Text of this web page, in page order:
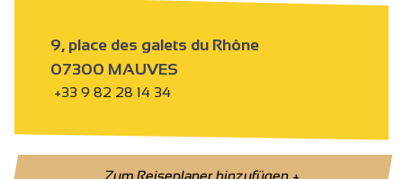
9, place des galets du Rhône
07300 MAUVES
+33 9 82 28 14 34
Zum Reiseplaner hinzufügen+